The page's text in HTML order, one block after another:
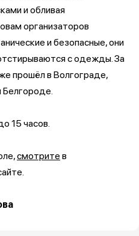
и обливая
организаторов
и безопасные, они
с одежды. За
прошёл в Волгограде,
15 часов.
смотрите в